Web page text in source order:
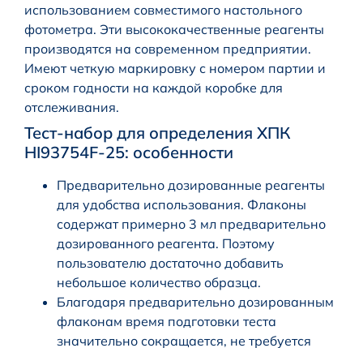
использованием совместимого настольного
фотометра. Эти высококачественные реагенты
производятся на современном предприятии.
Имеют четкую маркировку с номером партии и
сроком годности на каждой коробке для
отслеживания.
Тест-набор для определения ХПК
HI93754F-25: особенности
Предварительно дозированные реагенты
для удобства использования. Флаконы
содержат примерно 3 мл предварительно
дозированного реагента. Поэтому
пользователю достаточно добавить
небольшое количество образца.
Благодаря предварительно дозированным
флаконам время подготовки теста
значительно сокращается, не требуется